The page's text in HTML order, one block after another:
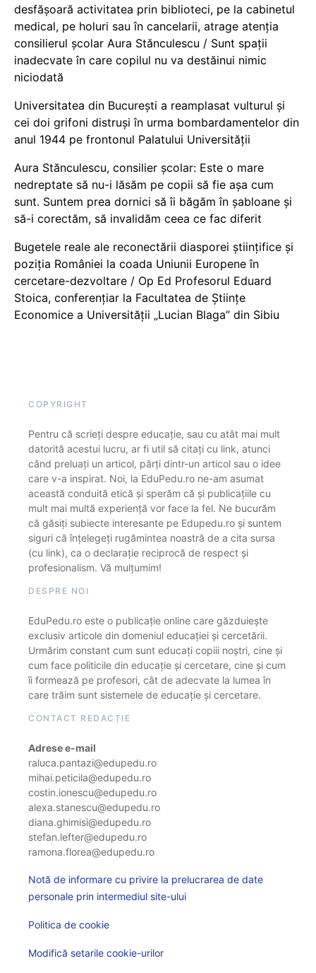
desfășoară activitatea prin biblioteci, pe la cabinetul
medical, pe holuri sau în cancelarii, atrage atenția
consilierul școlar Aura Stănculescu / Sunt spații
inadecvate în care copilul nu va destăinui nimic
niciodată
Universitatea din București a reamplasat vulturul și
cei doi grifoni distruși în urma bombardamentelor din
anul 1944 pe frontonul Palatului Universității
Aura Stănculescu, consilier școlar: Este o mare
nedreptate să nu-i lăsăm pe copii să fie așa cum
sunt. Suntem prea dornici să îi băgăm în șabloane și
să-i corectăm, să invalidăm ceea ce fac diferit
Bugetele reale ale reconectării diasporei științifice și
poziția României la coada Uniunii Europene în
cercetare-dezvoltare / Op Ed Profesorul Eduard
Stoica, conferențiar la Facultatea de Științe
Economice a Universității „Lucian Blaga” din Sibiu
COPYRIGHT
Pentru că scrieți despre educație, sau cu atât mai mult
datorită acestui lucru, ar fi util să citați cu link, atunci
când preluați un articol, părți dintr-un articol sau o idee
care v-a inspirat. Noi, la EduPedu.ro ne-am asumat
această conduită etică și sperăm că și publicațiile cu
mult mai multă experiență vor face la fel. Ne bucurăm
că găsiți subiecte interesante pe Edupedu.ro și suntem
siguri că înțelegeți rugămintea noastră de a cita sursa
(cu link), ca o declarație reciprocă de respect și
profesionalism. Vă mulțumim!
DESPRE NOI
EduPedu.ro este o publicație online care găzduiește
exclusiv articole din domeniul educației și cercetării.
Urmărim constant cum sunt educați copiii noștri, cine și
cum face politicile din educație și cercetare, cine și cum
îi formează pe profesori, cât de adecvate la lumea în
care trăim sunt sistemele de educație și cercetare.
CONTACT REDACȚIE
Adrese e-mail
raluca.pantazi@edupedu.ro
mihai.peticila@edupedu.ro
costin.ionescu@edupedu.ro
alexa.stanescu@edupedu.ro
diana.ghimisi@edupedu.ro
stefan.lefter@edupedu.ro
ramona.florea@edupedu.ro
Notă de informare cu privire la prelucrarea de date
personale prin intermediul site-ului
Politica de cookie
Modifică setarile cookie-urilor